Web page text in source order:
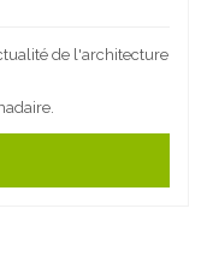
de l'architecture